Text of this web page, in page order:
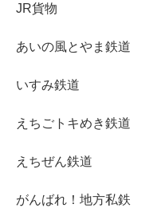
JR貨物
あいの風とやま鉄道
いすみ鉄道
えちごトキめき鉄道
えちぜん鉄道
がんばれ！地方私鉄